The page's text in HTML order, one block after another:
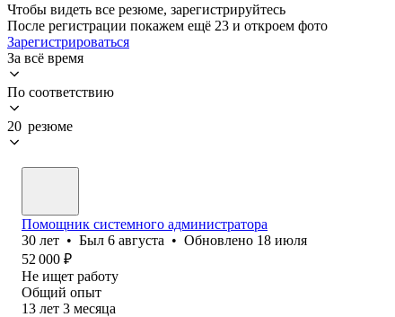
Чтобы видеть все резюме, зарегистрируйтесь
После регистрации покажем ещё 23 и откроем фото
Зарегистрироваться
За всё время
По соответствию
20 резюме
Помощник системного администратора
30 лет • Был 6 августа • Обновлено 18 июля
52 000 ₽
Не ищет работу
Общий опыт
13 лет 3 месяца